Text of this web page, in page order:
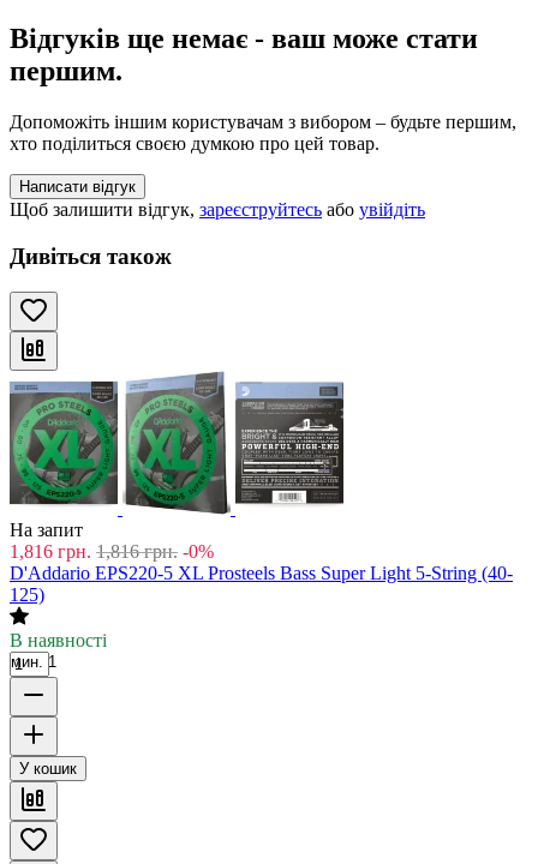
Відгуків ще немає - ваш може стати
першим.
Допоможіть іншим користувачам з вибором – будьте першим,
хто поділиться своєю думкою про цей товар.
Написати відгук
Щоб залишити відгук, зареєструйтесь або увійдіть
Дивіться також
На запит
1,816 грн. 1,816 грн. -0%
D'Addario EPS220-5 XL Prosteels Bass Super Light 5-String (40-
125)
В наявності
мин. 1
У кошик